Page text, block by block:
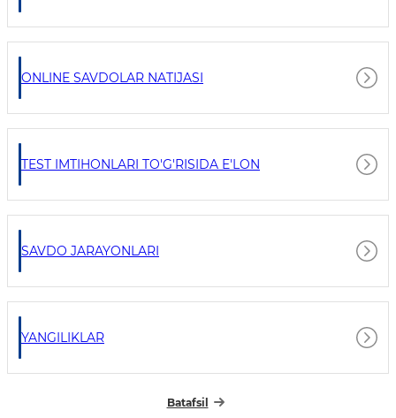
ONLINE SAVDOLAR NATIJASI
TEST IMTIHONLARI TO'G'RISIDA E'LON
SAVDO JARAYONLARI
YANGILIKLAR
Batafsil